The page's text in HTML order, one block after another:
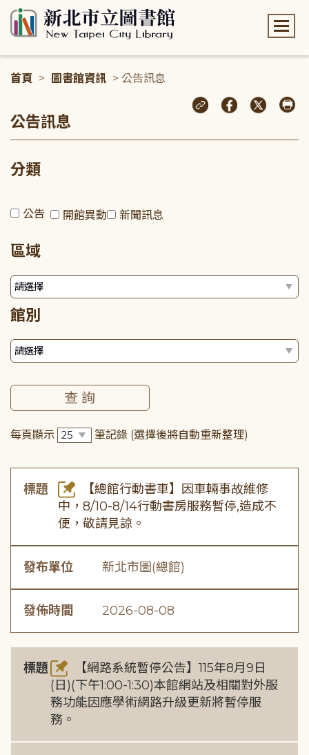
首頁 > 圖書館資訊 > 公告訊息
公告訊息
分類
公告 開館異動 新聞訊息
區域
館別
每頁顯示 筆記錄 (選擇後將自動重新整理)
標題
【總館行動書車】因車輛事故維修
中，8/10-8/14行動書房服務暫停,造成不
便，敬請見諒。
發布單位 新北市圖(總館)
發佈時間 2026-08-08
標題
【網路系統暫停公告】115年8月9日
(日)(下午1:00-1:30)本館網站及相關對外服
務功能因應學術網路升級更新將暫停服
務。